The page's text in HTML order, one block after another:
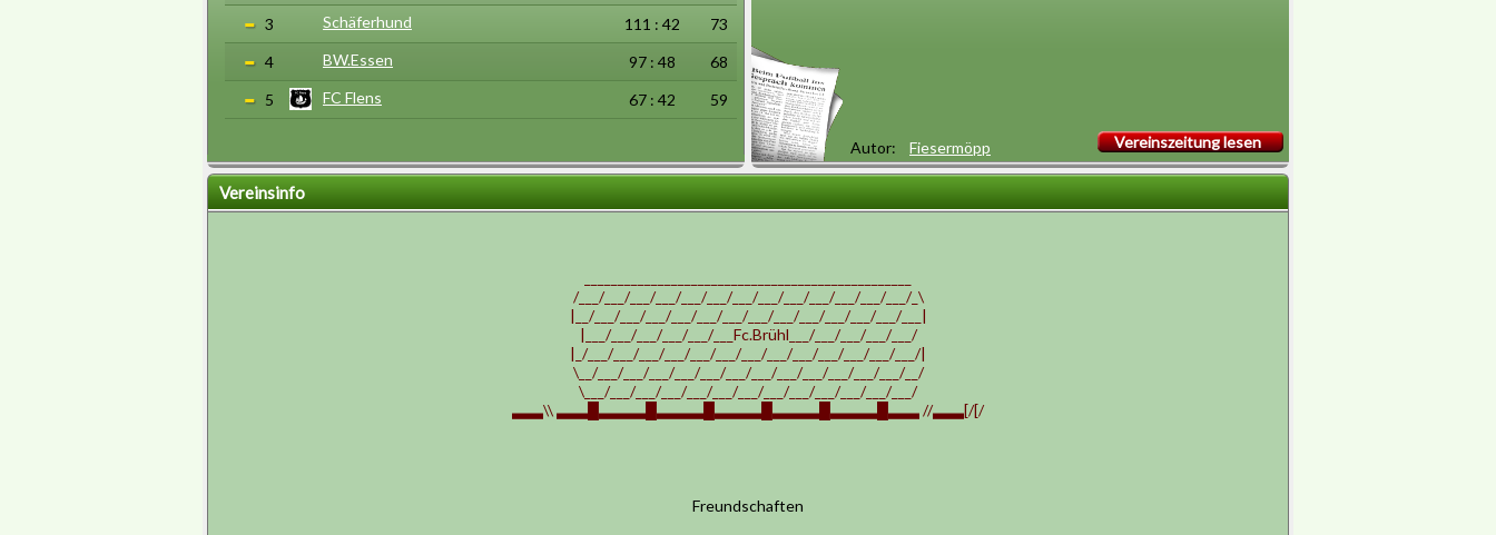
3
Schäferhund 111 : 42
73
4
BW.Essen 97 : 48
68
5
FC Flens 67 : 42 59
Autor: Fiesermöpp Vereinszeitung lesen
Vereinsinfo
/___/___/___/___/___/___/___/___/___/___/___/___/___/_\
|__/___/___/___/___/___/___/___/___/___/___/___/___/___|
|___/___/___/___/___/___Fc.Brühl___/___/___/___/___/
|_/___/___/___/___/___/___/___/___/___/___/___/___/___/|
\__/___/___/___/___/___/___/___/___/___/___/___/___/__/
\___/___/___/___/___/___/___/___/___/___/___/___/___/
▃▃\\ ▃▃█▃▃▃█▃▃▃█▃▃▃█▃▃▃█▃▃▃█▃▃ //▃▃[/[/
Freundschaften